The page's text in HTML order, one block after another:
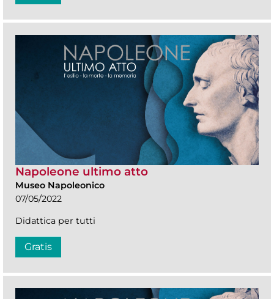
Napoleone ultimo atto
Museo Napoleonico
07/05/2022
Didattica per tutti
Gratis